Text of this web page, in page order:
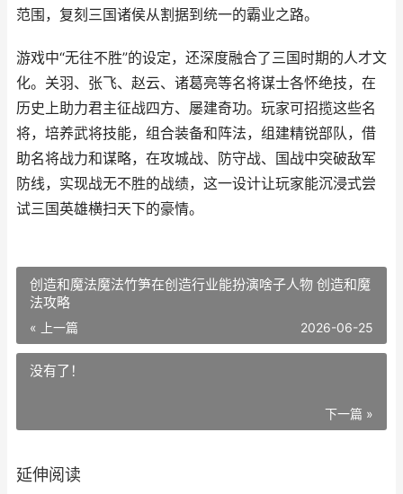
范围，复刻三国诸侯从割据到统一的霸业之路。
游戏中“无往不胜”的设定，还深度融合了三国时期的人才文
化。关羽、张飞、赵云、诸葛亮等名将谋士各怀绝技，在
历史上助力君主征战四方、屡建奇功。玩家可招揽这些名
将，培养武将技能，组合装备和阵法，组建精锐部队，借
助名将战力和谋略，在攻城战、防守战、国战中突破敌军
防线，实现战无不胜的战绩，这一设计让玩家能沉浸式尝
试三国英雄横扫天下的豪情。
创造和魔法魔法竹笋在创造行业能扮演啥子人物 创造和魔
法攻略
« 上一篇 2026-06-25
没有了！
下一篇 »
延伸阅读